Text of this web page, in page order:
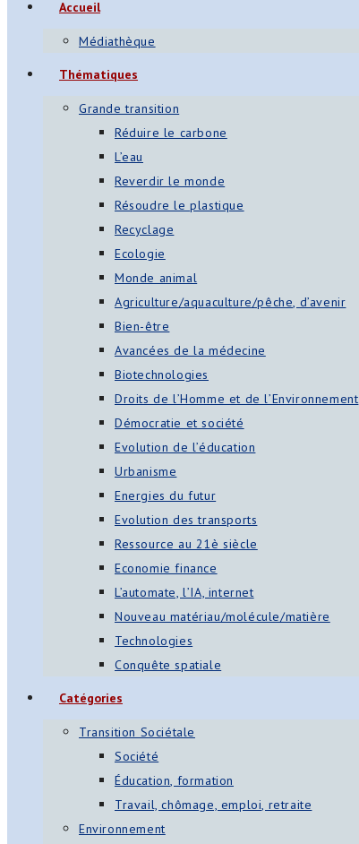
Accueil
Médiathèque
Thématiques
Grande transition
Réduire le carbone
L’eau
Reverdir le monde
Résoudre le plastique
Recyclage
Ecologie
Monde animal
Agriculture/aquaculture/pêche, d’avenir
Bien-être
Avancées de la médecine
Biotechnologies
Droits de l’Homme et de l’Environnement
Démocratie et société
Evolution de l’éducation
Urbanisme
Energies du futur
Evolution des transports
Ressource au 21è siècle
Economie finance
L’automate, l’IA, internet
Nouveau matériau/molécule/matière
Technologies
Conquête spatiale
Catégories
Transition Sociétale
Société
Éducation, formation
Travail, chômage, emploi, retraite
Environnement